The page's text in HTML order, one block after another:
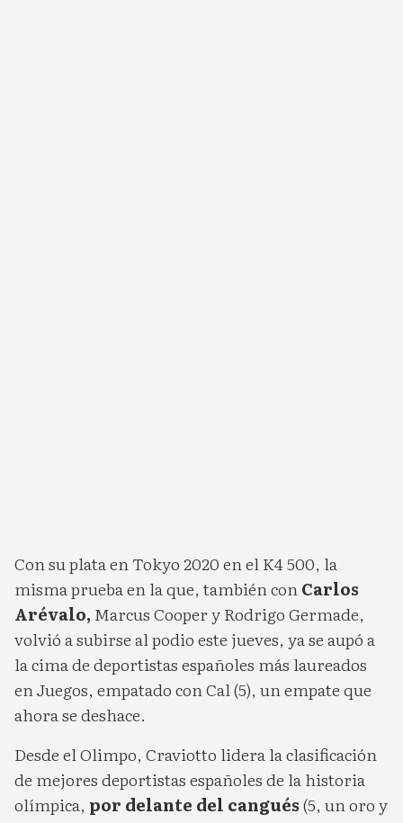
Con su plata en Tokyo 2020 en el K4 500, la
misma prueba en la que, también conCarlos
Arévalo, Marcus Cooper y Rodrigo Germade,
volvió a subirse al podio este jueves, ya se aupó a
la cima de deportistas españoles más laureados
en Juegos, empatado con Cal (5), un empate que
ahora se deshace.
Desde el Olimpo, Craviotto lidera la clasificación
de mejores deportistas españoles de la historia
olímpica, por delante del cangués(5, un oro y